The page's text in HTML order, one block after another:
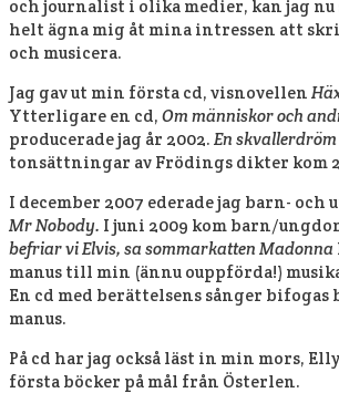
och journalist i olika medier, kan jag nu
helt ägna mig åt mina intressen att
och musicera.
Jag gav ut min första cd, visnovellen
Ytterligare en cd, Om människor och
producerade jag år 2002. En skvallerdröm
tonsättningar av Frödings dikter kom
I december 2007 ederade jag barn- och
Mr Nobody. I juni 2009 kom barn/
befriar vi Elvis, sa sommarkatten Madonna
manus till min (ännu ouppförda!)
En cd med berättelsens sånger bifogas
manus.
På cd har jag också läst in min mors,
första böcker på mål från Österlen.